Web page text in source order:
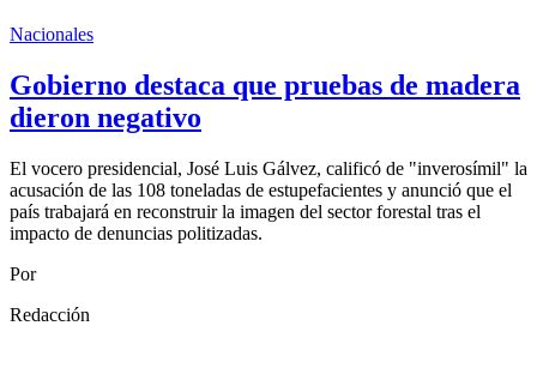
Nacionales
Gobierno destaca que pruebas de madera
dieron negativo
El vocero presidencial, José Luis Gálvez, calificó de "inverosímil" la
acusación de las 108 toneladas de estupefacientes y anunció que el
país trabajará en reconstruir la imagen del sector forestal tras el
impacto de denuncias politizadas.
Por
Redacción